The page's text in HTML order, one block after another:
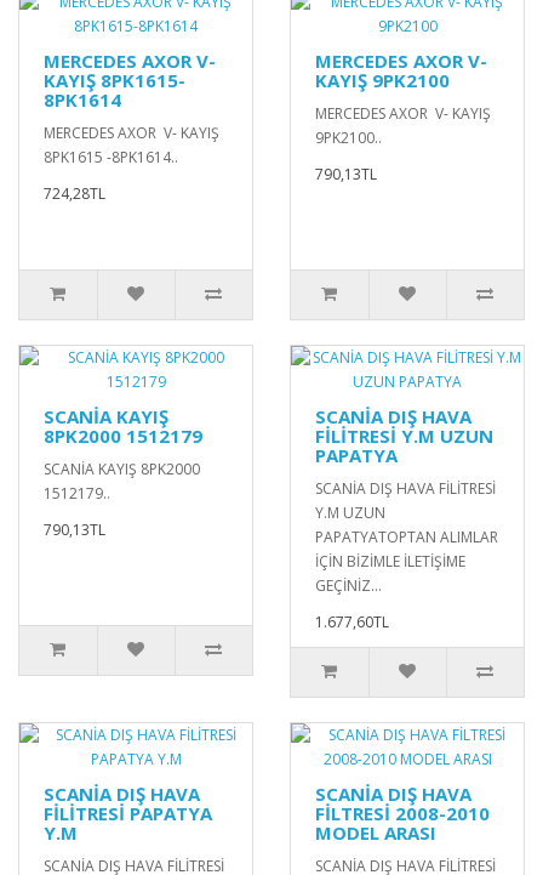
MERCEDES AXOR V-
KAYIŞ 8PK1615-
8PK1614
MERCEDES AXOR V- KAYIŞ
8PK1615 -8PK1614..
724,28TL
MERCEDES AXOR V-
KAYIŞ 9PK2100
MERCEDES AXOR V- KAYIŞ
9PK2100..
790,13TL
SCANİA KAYIŞ
8PK2000 1512179
SCANİA KAYIŞ 8PK2000
1512179..
790,13TL
SCANİA DIŞ HAVA
FİLİTRESİ Y.M UZUN
PAPATYA
SCANİA DIŞ HAVA FİLİTRESİ
Y.M UZUN
PAPATYATOPTAN ALIMLAR
İÇİN BİZİMLE İLETİŞİME
GEÇİNİZ...
1.677,60TL
SCANİA DIŞ HAVA
FİLİTRESİ PAPATYA
Y.M
SCANİA DIŞ HAVA FİLİTRESİ
SCANİA DIŞ HAVA
FİLTRESİ 2008-2010
MODEL ARASI
SCANİA DIŞ HAVA FİLİTRESİ